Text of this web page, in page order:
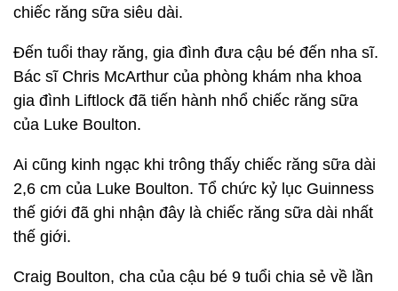
chiếc răng sữa siêu dài.
Đến tuổi thay răng, gia đình đưa cậu bé đến nha sĩ.
Bác sĩ Chris McArthur của phòng khám nha khoa
gia đình Liftlock đã tiến hành nhổ chiếc răng sữa
của Luke Boulton.
Ai cũng kinh ngạc khi trông thấy chiếc răng sữa dài
2,6 cm của Luke Boulton. Tổ chức kỷ lục Guinness
thế giới đã ghi nhận đây là chiếc răng sữa dài nhất
thế giới.
Craig Boulton, cha của cậu bé 9 tuổi chia sẻ về lần